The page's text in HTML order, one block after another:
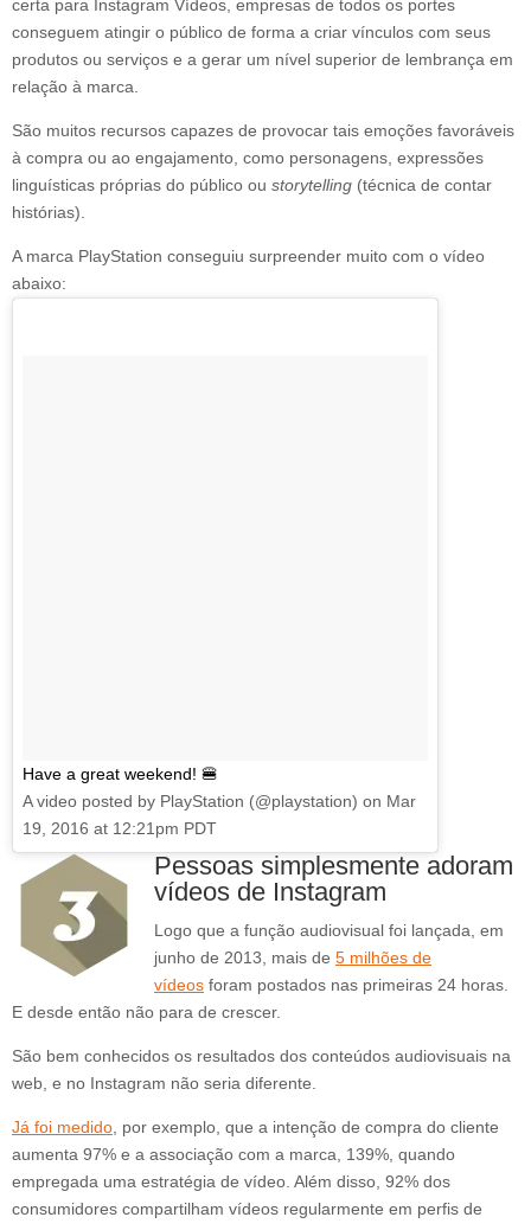
certa para Instagram Vídeos, empresas de todos os portes
conseguem atingir o público de forma a criar vínculos com seus
produtos ou serviços e a gerar um nível superior de lembrança em
relação à marca.
São muitos recursos capazes de provocar tais emoções favoráveis
à compra ou ao engajamento, como personagens, expressões
linguísticas próprias do público ou storytelling (técnica de contar
histórias).
A marca PlayStation conseguiu surpreender muito com o vídeo
abaixo:
Have a great weekend! 🍔
A video posted by PlayStation (@playstation) on Mar
19, 2016 at 12:21pm PDT
Pessoas simplesmente adoram
vídeos de Instagram
Logo que a função audiovisual foi lançada, em
junho de 2013, mais de 5 milhões de
vídeos foram postados nas primeiras 24 horas.
E desde então não para de crescer.
São bem conhecidos os resultados dos conteúdos audiovisuais na
web, e no Instagram não seria diferente.
Já foi medido, por exemplo, que a intenção de compra do cliente
aumenta 97% e a associação com a marca, 139%, quando
empregada uma estratégia de vídeo. Além disso, 92% dos
consumidores compartilham vídeos regularmente em perfis de